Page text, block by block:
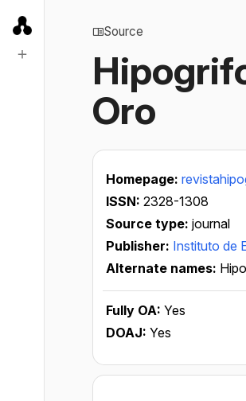
Source
Oro
Homepage:
ISSN: 2328-1308
Source type: journal
Publisher: Instituto de
Alternate names:
Fully OA: Yes
DOAJ: Yes